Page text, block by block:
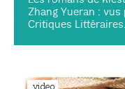
Zhang Yueran :
Critiques Littéraires.
.video